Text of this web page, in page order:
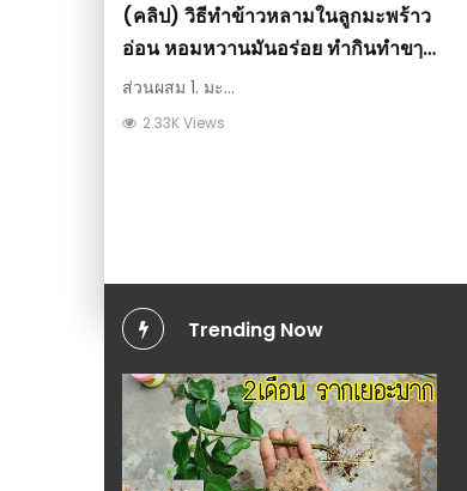
(คลิป) วิธีทำข้าวหลามในลูกมะพร้าว
อ่อน หอมหวานมันอร่อย ทำกินทำขๅย
ได้เลยจ้า : วีดีโอ เกษตร
ส่วนผสม 1. มะ...
2.33K Views
Trending Now